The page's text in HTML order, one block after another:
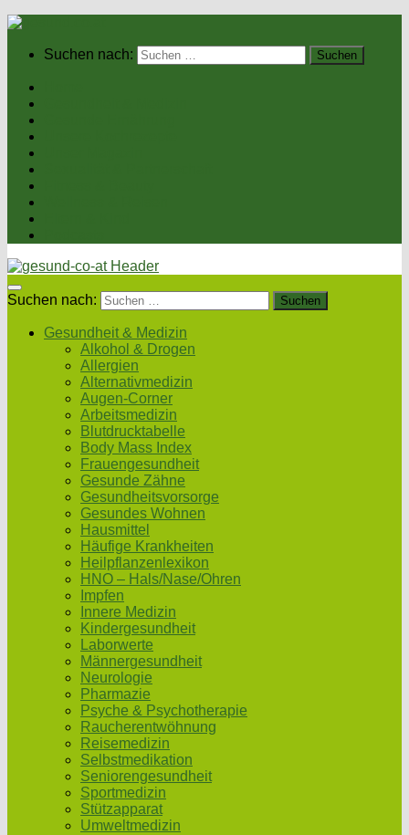
Suchen nach:
Suchen nach:
Gesundheit & Medizin
Alkohol & Drogen
Allergien
Alternativmedizin
Augen-Corner
Arbeitsmedizin
Blutdrucktabelle
Body Mass Index
Frauengesundheit
Gesunde Zähne
Gesundheitsvorsorge
Gesundes Wohnen
Hausmittel
Häufige Krankheiten
Heilpflanzenlexikon
HNO – Hals/Nase/Ohren
Impfen
Innere Medizin
Kindergesundheit
Laborwerte
Männergesundheit
Neurologie
Pharmazie
Psyche & Psychotherapie
Raucherentwöhnung
Reisemedizin
Selbstmedikation
Seniorengesundheit
Sportmedizin
Stützapparat
Umweltmedizin